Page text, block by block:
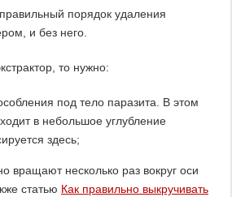
порядок удаления
и без него.
то нужно:
под тело паразита. В этом
в небольшое углубление
здесь;
вращают несколько раз вокруг оси
статью Как правильно выкручивать